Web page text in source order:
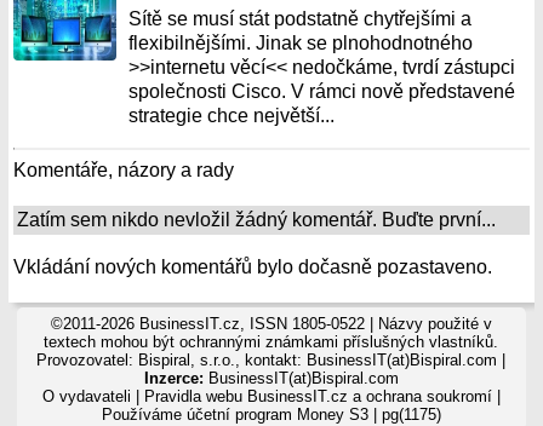
Sítě se musí stát podstatně chytřejšími a
flexibilnějšími. Jinak se plnohodnotného
>>internetu věcí<< nedočkáme, tvrdí zástupci
společnosti Cisco. V rámci nově představené
strategie chce největší...
Komentáře, názory a rady
Zatím sem nikdo nevložil žádný komentář. Buďte první...
Vkládání nových komentářů bylo dočasně pozastaveno.
©2011-2026 BusinessIT.cz, ISSN 1805-0522 | Názvy použité v
textech mohou být ochrannými známkami příslušných vlastníků.
Provozovatel: Bispiral, s.r.o., kontakt: BusinessIT(at)Bispiral.com |
Inzerce: BusinessIT(at)Bispiral.com
O vydavateli
Pravidla webu BusinessIT.cz a ochrana soukromí|
Používáme účetní program Money S3| pg(1175)